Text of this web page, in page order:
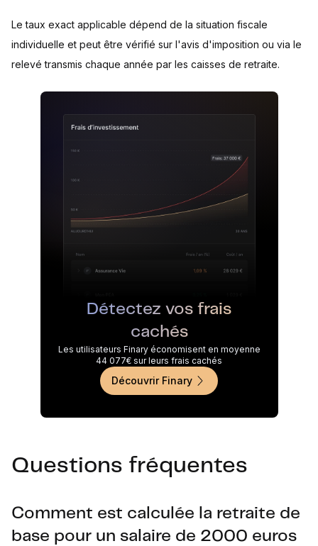
Le taux exact applicable dépend de la situation fiscale
individuelle et peut être vérifié sur l'avis d'imposition ou via le
relevé transmis chaque année par les caisses de retraite.
Détectez vos frais
cachés
Les utilisateurs Finary économisent en moyenne
44 077€ sur leurs frais cachés
Découvrir Finary
Questions fréquentes
Comment est calculée la retraite de
base pour un salaire de 2000 euros